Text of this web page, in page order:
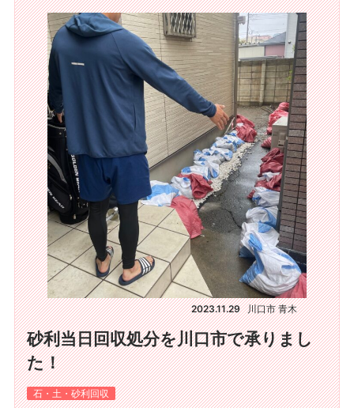
2023.11.29 川口市 青木
砂利当日回収処分を川口市で承りまし
た！
石・土・砂利回収